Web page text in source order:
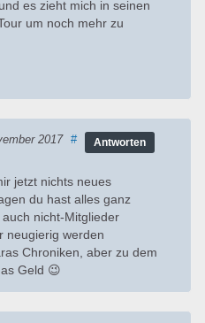
es zieht mich in seinen
um noch mehr zu
2017 # Antworten
jetzt nichts neues
du hast alles ganz
nicht-Mitglieder
neugierig werden
Chroniken, aber zu dem
Geld 😉